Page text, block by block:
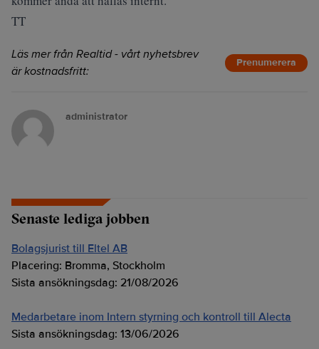
TT
Läs mer från Realtid - vårt nyhetsbrev
är kostnadsfritt:
Prenumerera
administrator
Senaste lediga jobben
Bolagsjurist till Eltel AB
Placering: Bromma, Stockholm
Sista ansökningsdag: 21/08/2026
Medarbetare inom Intern styrning och kontroll till Alecta
Sista ansökningsdag: 13/06/2026